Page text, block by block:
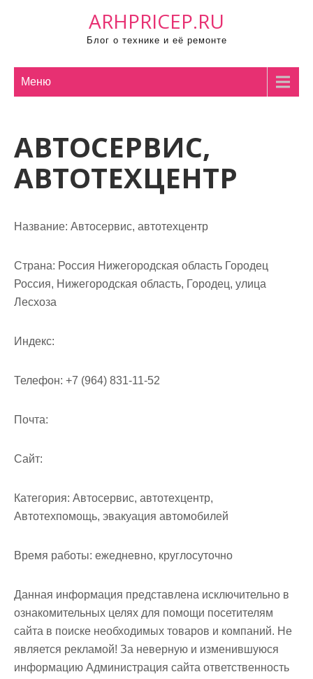
ARHPRICEP.RU
Блог о технике и её ремонте
Меню
АВТОСЕРВИС,
АВТОТЕХЦЕНТР
Название: Автосервис, автотехцентр
Страна: Россия Нижегородская область Городец
Россия, Нижегородская область, Городец, улица
Лесхоза
Индекс:
Телефон: +7 (964) 831-11-52
Почта:
Cайт:
Категория: Автосервис, автотехцентр,
Автотехпомощь, эвакуация автомобилей
Время работы: ежедневно, круглосуточно
Данная информация представлена исключительно в
ознакомительных целях для помощи посетителям
сайта в поиске необходимых товаров и компаний. Не
является рекламой! За неверную и изменившуюся
информацию Администрация сайта ответственность